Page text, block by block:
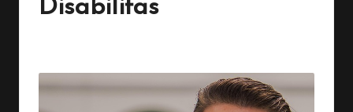
Disabilitas